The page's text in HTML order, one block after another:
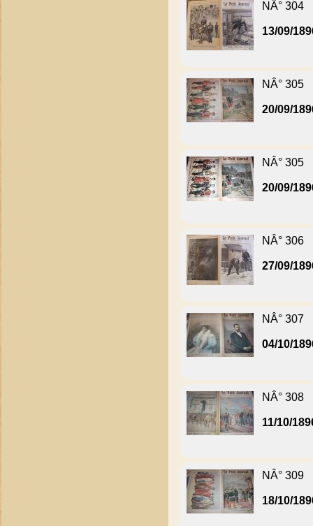
NÂ° 304
13/09/
NÂ° 305
20/09/
NÂ° 305
20/09/
NÂ° 306
27/09/
NÂ° 307
04/10/
NÂ° 308
11/10/
NÂ° 309
18/10/